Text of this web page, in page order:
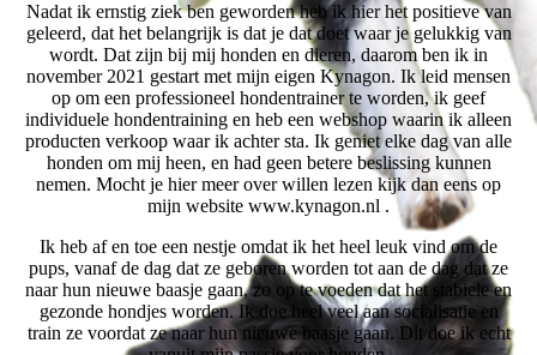
Nadat ik ernstig ziek ben geworden heb ik hier het positieve van
geleerd, dat het belangrijk is dat je dat doet waar je gelukkig van
wordt. Dat zijn bij mij honden en dieren, daarom ben ik in
november 2021 gestart met mijn eigen Kynagon. Ik leid mensen
op om een professioneel hondentrainer te worden, ik geef
individuele hondentraining en heb een webshop waarin ik alleen
producten verkoop waar ik achter sta. Ik geniet elke dag van alle
honden om mij heen, en had geen betere beslissing kunnen
nemen. Mocht je hier meer over willen lezen kijk dan eens op
mijn website www.kynagon.nl .
Ik heb af en toe een nestje omdat ik het heel leuk vind om de
pups, vanaf de dag dat ze geboren worden tot aan de dag dat ze
naar hun nieuwe baasje gaan, zo op te voeden dat het stabiele en
gezonde hondjes worden. Ik doe heel veel aan socialisatie en
train ze voordat ze naar hun nieuwe baasje gaan. Dit doe ik echt